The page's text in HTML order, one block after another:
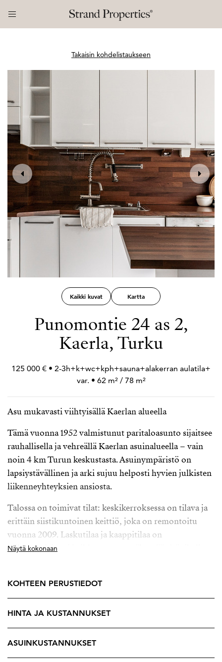
Takaisin kohdelistaukseen
Kaikki kuvat Kartta
Punomontie 24 as 2,
Kaerla, Turku
125 000 € • 2-3h+k+wc+kph+sauna+alakerran aulatila+
var. • 62 m² / 78 m²
Asu mukavasti viihtyisällä Kaerlan alueella
Tämä vuonna 1952 valmistunut paritaloasunto sijaitsee
rauhallisella ja vehreällä Kaerlan asuinalueella – vain
noin 4 km Turun keskustasta. Asuinympäristö on
lapsiystävällinen ja arki sujuu helposti hyvien julkisten
liikenneyhteyksien ansiosta.
Talossa on toimivat tilat: keskikerroksessa on tilava ja
erittäin siistikuntoinen keittiö, joka on remontoitu
vuonna 2009. Laskutilaa ja kaappitilaa on
reilunpuoleisesti ja ikkuna antaa näkymää sisäpihalle.
kautta. Myös wc sijaitsee tässä kerroksessa. Yläkerrassa
on iso makuuhuone ja säilytystilaa sekä erillinen pieni
työ-/oleskelutila. Kellarikerroksessa on muutama vuosi
sitten remontoitu kylpyhuone sekä puulämmitteinen
sauna. Lisänä on erilaista varastotilaa. Kodin vehreä
piha on kesäaikaan ihana ajanviettopaikka.
Näytä kokonaan
KOHTEEN PERUSTIEDOT
HINTA JA KUSTANNUKSET
ASUINKUSTANNUKSET